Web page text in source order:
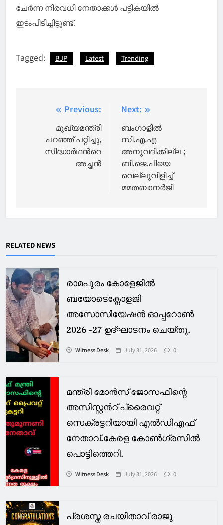
ചേർന്ന നിരവധി നേതാക്കൾ പട്ടികയിൽ
ഇടംപിടിച്ചിട്ടുണ്ട്.
Tagged: BJP Latest Trending
navigation
Previous:
മുഖ്യമന്ത്രി
പറഞ്ഞ് പറ്റിച്ചു,
സിദ്ധാർഥന്‍റെ
അച്ഛൻ
Next:
ബംഗാളില്‍
സി.എ.എ
അനുവദിക്കില്ല ;
ബി.ജെ.പിയെ
വെല്ലുവിളിച്ച്
മമതബാനർജി
RELATED NEWS
രാമപുരം കോളേജിൽ
ബയോടെക്നോളജി
അസോസിയേഷൻ ഓപ്പറോൺ
2026 -27 ഉദ്ഘാടനം ചെയ്തു.
Witness Desk July 31, 2026 0
മന്ത്രി മോൻസ് ജോസഫിന്റെ
അസിസ്റ്റൻറ് പ്രൈവറ്റ്
സെക്രട്ടറിയായി എൽഡിഎഫ്
നേതാവ്.കേരള കോൺഗ്രസിൽ
പൊട്ടിത്തെറി.
Witness Desk July 31, 2026 0
പ്രശസ്ത രചയിതാവ് രാജു